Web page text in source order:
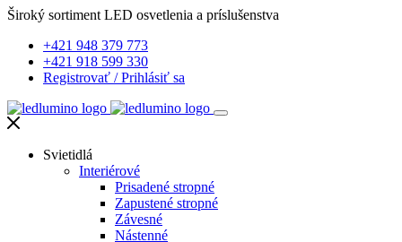
Široký sortiment LED osvetlenia a príslušenstva
+421 948 379 773
+421 918 599 330
Registrovať /Prihlásiť sa
Svietidlá
Interiérové
Prisadené stropné
Zapustené stropné
Závesné
Nástenné